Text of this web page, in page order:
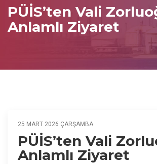
PÜİS’ten Vali
Anlamlı Ziyaret
25 MART 2026 ÇARŞAMBA
PÜİS’ten Vali
Anlamlı Ziyaret